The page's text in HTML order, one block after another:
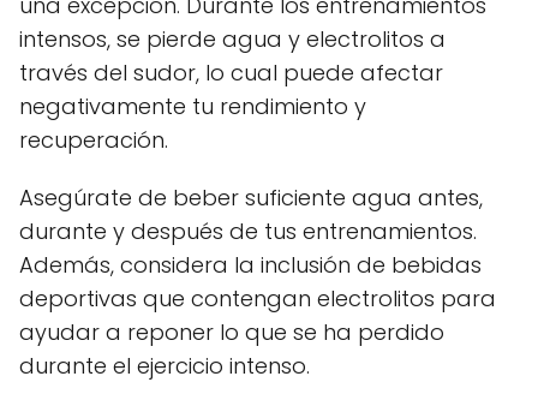
intensos, se pierde agua y electrolitos a
través del sudor, lo cual puede afectar
negativamente tu rendimiento y
recuperación.
Asegúrate de beber suficiente agua antes,
durante y después de tus entrenamientos.
Además, considera la inclusión de bebidas
deportivas que contengan electrolitos para
ayudar a reponer lo que se ha perdido
durante el ejercicio intenso.